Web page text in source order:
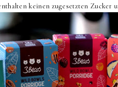
keinen zugesetzten Zucker